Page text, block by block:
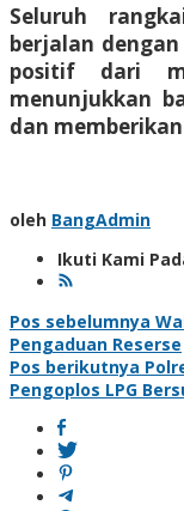
Seluruh
berjalan
positif dari
menunjukkan
dan
oleh BangAdmin
Ikuti Kami
Navigasi
pos
Pos sebelumnya
Pengaduan Reserse
Pos berikutnya
Pengoplos LPG